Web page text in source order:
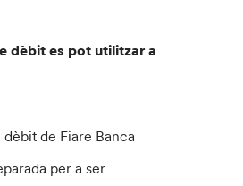
dèbit es pot utilitzar a
dèbit de Fiare Banca
per a ser